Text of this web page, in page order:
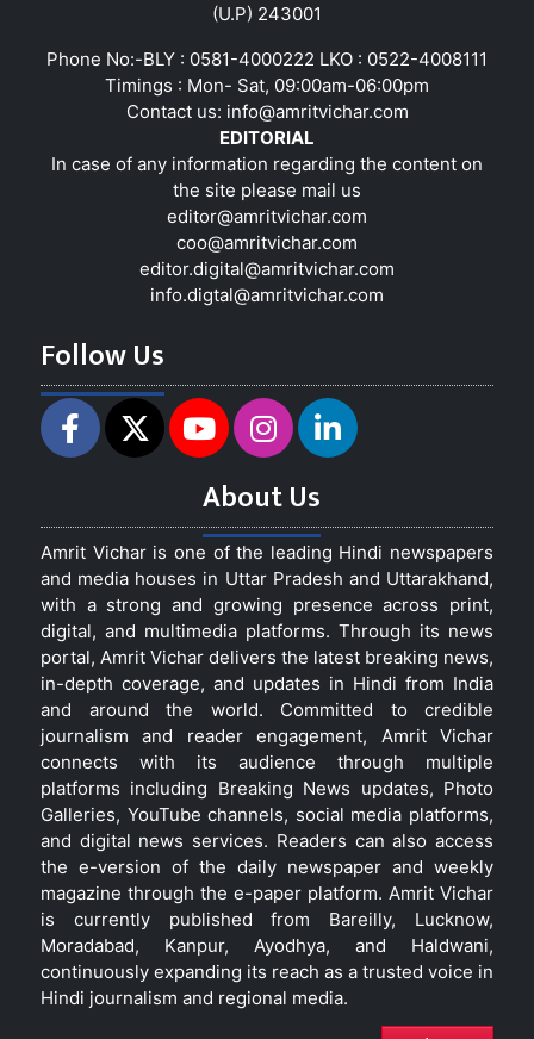
(U.P) 243001
Phone No:-BLY : 0581-4000222 LKO : 0522-4008111
Timings : Mon- Sat, 09:00am-06:00pm
Contact us: info@amritvichar.com
EDITORIAL
In case of any information regarding the content on
the site please mail us
editor@amritvichar.com
coo@amritvichar.com
editor.digital@amritvichar.com
info.digtal@amritvichar.com
Follow Us
About Us
Amrit Vichar is one of the leading Hindi newspapers
and media houses in Uttar Pradesh and Uttarakhand,
with a strong and growing presence across print,
digital, and multimedia platforms. Through its news
portal, Amrit Vichar delivers the latest breaking news,
in-depth coverage, and updates in Hindi from India
and around the world. Committed to credible
journalism and reader engagement, Amrit Vichar
connects with its audience through multiple
platforms including Breaking News updates, Photo
Galleries, YouTube channels, social media platforms,
and digital news services. Readers can also access
the e-version of the daily newspaper and weekly
magazine through the e-paper platform. Amrit Vichar
is currently published from Bareilly, Lucknow,
Moradabad, Kanpur, Ayodhya, and Haldwani,
continuously expanding its reach as a trusted voice in
Hindi journalism and regional media.